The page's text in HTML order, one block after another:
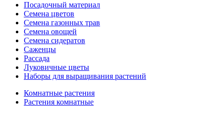
Посадочный материал
Семена цветов
Семена газонных трав
Семена овощей
Семена сидератов
Саженцы
Рассада
Луковичные цветы
Наборы для выращивания растений
Комнатные растения
Растения комнатные